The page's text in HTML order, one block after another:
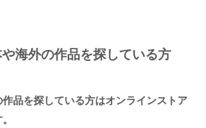
海外の作品を探している方
品を探している方はオンラインストア